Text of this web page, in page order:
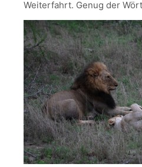
Weiterfahrt. Genug der